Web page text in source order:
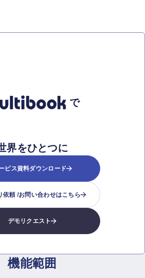
で
界をひとつに
ビス資料ダウンロード
依頼 /お問い合わせはこちら
デモリクエスト
機能範囲